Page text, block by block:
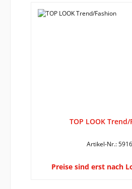
TOP LOOK
Artikel-Nr.:
Preise sind erst nach